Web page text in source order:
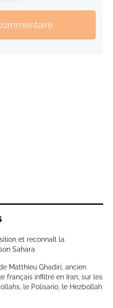
et reconnaît la
Sahara
Matthieu Ghadiri, ancien
français infiltré en Iran, sur les
le Polisario, le Hezbollah